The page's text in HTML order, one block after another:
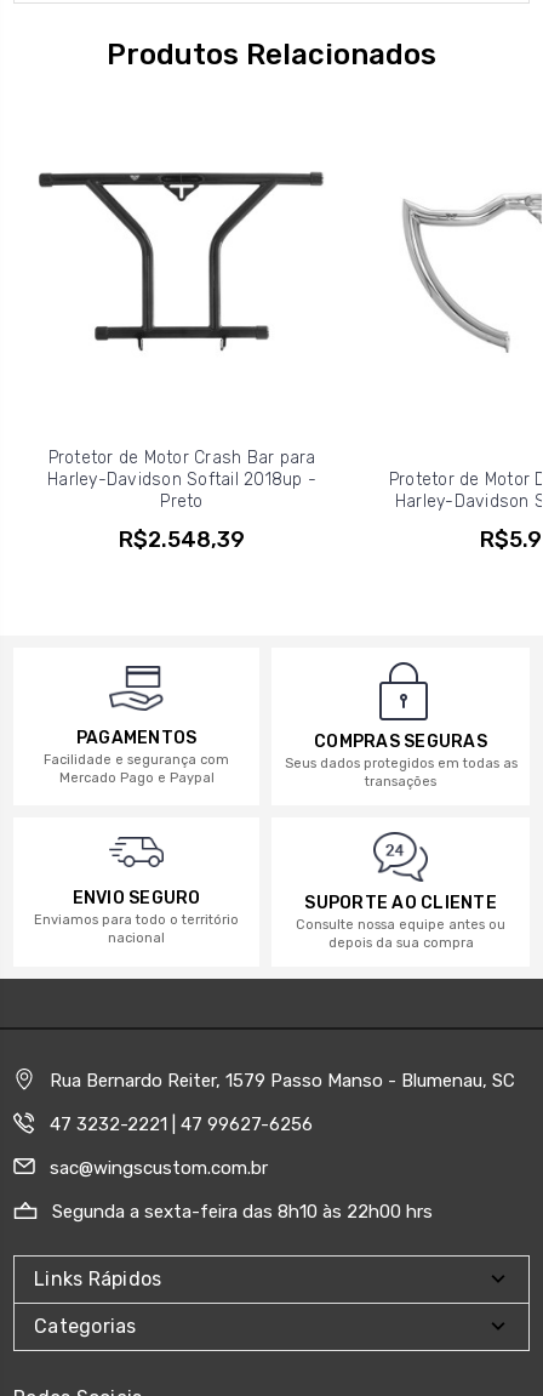
Produtos Relacionados
Protetor de Motor Crash Bar para
Harley-Davidson Softail 2018up -
Preto
R$2.548,39
Protetor de Motor
Harley-Davidson
PAGAMENTOS
Facilidade e segurança com
Mercado Pago e Paypal
COMPRAS SEGURAS
Seus dados protegidos em todas as
transações
ENVIO SEGURO
Enviamos para todo o território
nacional
SUPORTE AO CLIENTE
Consulte nossa equipe antes ou
depois da sua compra
Rua Bernardo Reiter, 1579 Passo Manso - Blumenau, SC
47 3232-2221 | 47 99627-6256
sac@wingscustom.com.br
Segunda a sexta-feira das 8h10 às 22h00 hrs
Links Rápidos
Categorias